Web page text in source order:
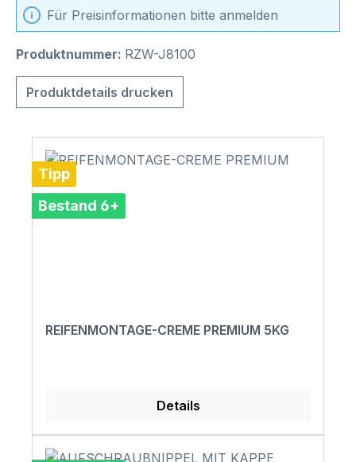
Für Preisinformationen bitte anmelden
Produktnummer: RZW-J8100
Produktdetails drucken
Tipp
Bestand 6+
REIFENMONTAGE-CREME PREMIUM 5KG
Details